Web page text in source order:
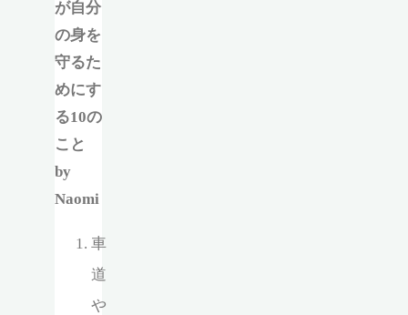
が自分
の身を
守るた
めにす
る10の
こと
by
Naomi
車
道
や